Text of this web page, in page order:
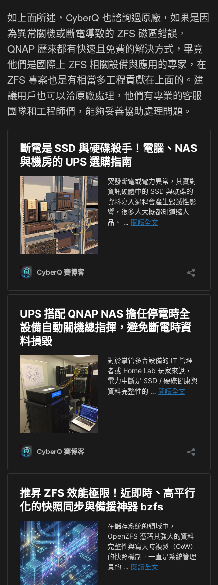
如上面所述，CyberQ 也諮詢過原廠，如果是因
為異常關機或斷電導致的 ZFS 磁區錯誤，
QNAP 歷來都有快速且免費的解決方式，畢竟
他們是國際上 ZFS 相關設備與應用的專家，在
ZFS 專案也是有相當多工程貢獻在上面的。建
議用戶也可以洽原廠處理，他們有專業的客服
團隊和工程師們，能夠妥善協助處理問題。